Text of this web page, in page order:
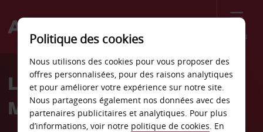
Menu
Welcome
AvisLocation de voiture
Montlhéry
Politique des cookies
Nous utilisons des cookies pour vous proposer des
offres personnalisées, pour des raisons analytiques
et pour améliorer votre expérience sur notre site.
Nous partageons également nos données avec des
partenaires publicitaires et analytiques. Pour plus
d’informations, voir notre politique de cookies. En